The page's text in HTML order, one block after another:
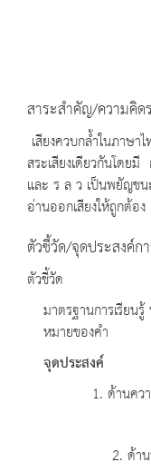
สาระสำคัญ/ความคิด
เสียงควบกล้ำในภาษ
สระเสียงเดียวกันโด
และ ร ล ว เป็นพยัญชน
อ่านออกเสียงให้ถูกต้อ
ตัวชี้วัด/จุดประสงค์ก
ตัวชี้วัด
มาตรฐานการเรีย
หมายของคำ
จุดประสงค์
1. ด้านคว
- บอกลัก
2. ด้านทักษ